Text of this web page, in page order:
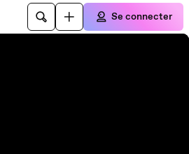
Se connecter